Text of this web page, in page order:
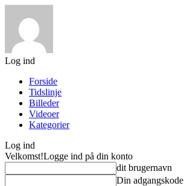
Log ind
Forside
Tidslinje
Billeder
Videoer
Kategorier
Log ind
Velkomst!Logge ind på din konto
dit brugernavn
Din adgangskode